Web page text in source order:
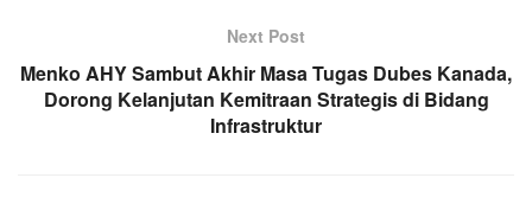
Next Post
Menko AHY Sambut Akhir Masa Tugas Dubes Kanada,
Dorong Kelanjutan Kemitraan Strategis di Bidang
Infrastruktur